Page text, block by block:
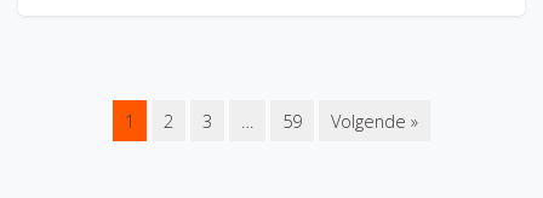
1 2 3 … 59 Volgende »